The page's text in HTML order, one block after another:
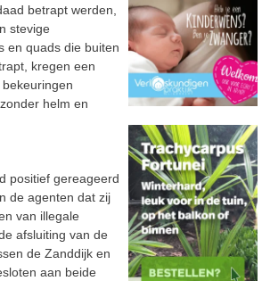
betrapt werden,
stevige
en quads die buiten
kregen een
helm en
positief gereageerd
de agenten dat zij
van illegale
afsluiting van de
de Zanddijk en
aan beide